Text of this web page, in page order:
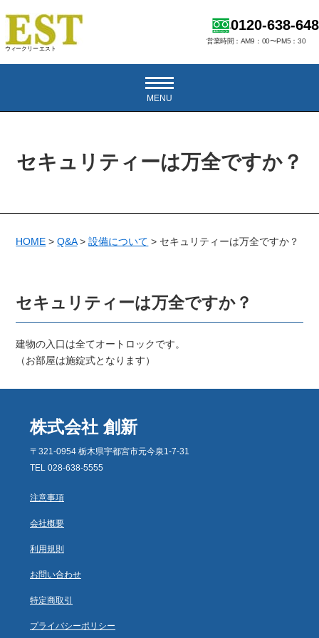
ウィークリー エスト
0120-638-648
営業時間：AM9：00〜PM5：30
MENU
セキュリティーは万全ですか？
HOME >Q&A>設備について > セキュリティーは万全ですか？
セキュリティーは万全ですか？
建物の入口は全てオートロックです。
（お部屋は施錠式となります）
株式会社 創新
〒321-0954 栃木県宇都宮市元今泉1-7-31
TEL 028-638-5555
注意事項
会社概要
利用規則
お問い合わせ
特定商取引
プライバシーポリシー